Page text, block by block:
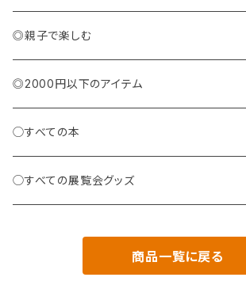
◎親子で楽しむ
◎2000円以下のアイテム
◯すべての本
◯すべての展覧会グッズ
商品一覧に戻る